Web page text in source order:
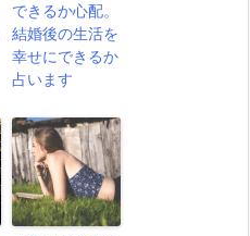
できるか心配。
結婚後の生活を
幸せにできるか
占います